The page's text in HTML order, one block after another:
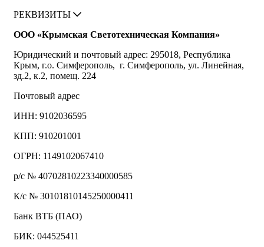
РЕКВИЗИТЫ
ООО «Крымская Светотехническая Компания»
Юридический и почтовый адрес: 295018, Республика
Крым, г.о. Симферополь, г. Симферополь, ул. Линейная,
зд.2, к.2, помещ. 224
Почтовый адрес
ИНН: 9102036595
КПП: 910201001
ОГРН: 1149102067410
р/с № 40702810223340000585
К/с № 30101810145250000411
Банк ВТБ (ПАО)
БИК: 044525411